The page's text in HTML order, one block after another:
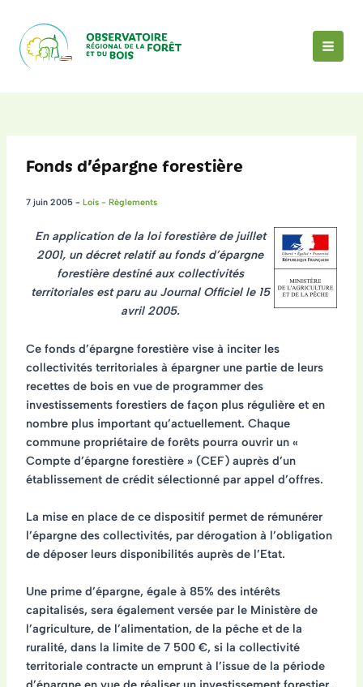
contenu
Fonds d’épargne forestière
7 juin 2005 - Lois - Règlements
En application de la loi forestière de juillet
2001, un décret relatif au fonds d’épargne
forestière destiné aux collectivités
territoriales est paru au Journal Officiel le 15
avril 2005.
Ce fonds d’épargne forestière vise à inciter les
collectivités territoriales à épargner une partie de leurs
recettes de bois en vue de programmer des
investissements forestiersde façon plus régulière et en
nombre plus important qu’actuellement. Chaque
commune propriétaire de forêts pourra ouvrir un «
Compte d’épargne forestière » (CEF) auprès d’un
établissement de crédit sélectionné par appel d’offres.
La mise en place de ce dispositif permet de rémunérer
l’épargne des collectivités, par dérogation à l’obligation
de déposer leurs disponibilités auprès de l’Etat.
Une prime d’épargne, égale à 85% des intérêts
capitalisés, sera également versée par le Ministère de
l’agriculture, de l’alimentation, de la pêche et de la
ruralité, dans la limite de 7 500 €, si la collectivité
territoriale contracte un emprunt à l’issue de la période